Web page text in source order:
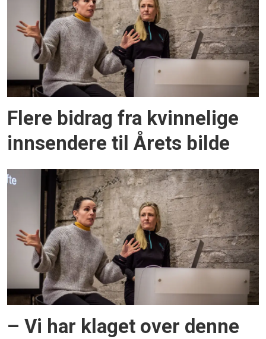
Flere bidrag fra kvinnelige
innsendere til Årets bilde
– Vi har klaget over denne